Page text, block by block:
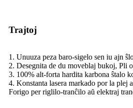
Trajtoj
1. Unuuza peza baro-sigelo sen iu ajn
2. Desegnita de du moveblaj bukoj, Pli
3. 100% alt-forta hardita karbona ŝtalo
4. Konstanta lasera markado por la plej
Forigo per riglilo-tranĉilo aŭ elektraj